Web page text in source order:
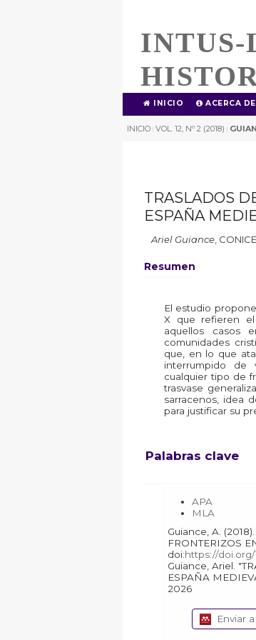
INTUS-
INICIO ACERCA
INICIO | VOL. 12, Nº 2 (2018) |
TRASLADOS
ESPAÑA
Ariel Guiance,
Resumen
El estudio
X que refieren el
aquellos casos
comunidades
que, en lo que
interrumpido de
cualquier tipo de
trasvase
sarracenos, idea
para justificar su
Palabras clave
APA
MLA
Guiance, A. (2018). TRASLADOS DE RELIQUIAS Y ESPACIOS
FRONTERIZOS
doi:https://doi.org/
Guiance, Ariel. "TRASLADOS DE RELIQUIAS Y ESPACIOS FRONTERIZOS EN LA
ESPAÑA
2026
Enviar